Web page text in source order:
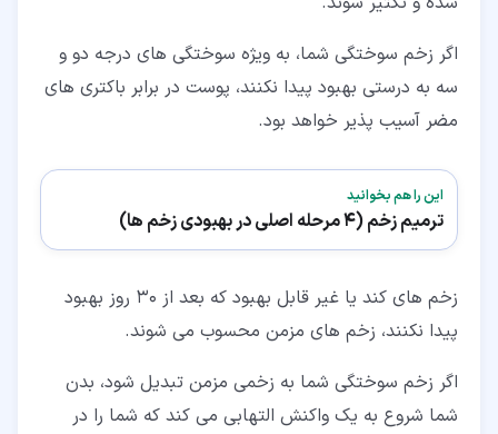
اگر زخم سوختگی شما، به ویژه سوختگی های درجه دو و
سه به درستی بهبود پیدا نکنند، پوست در برابر باکتری های
مضر آسیب پذیر خواهد بود.
این را هم بخوانید
ترمیم زخم (4 مرحله اصلی در بهبودی زخم ها)
زخم های کند یا غیر قابل بهبود که بعد از 30 روز بهبود
پیدا نکنند، زخم های مزمن محسوب می شوند.
اگر زخم سوختگی شما به زخمی مزمن تبدیل شود، بدن
شما شروع به یک واکنش التهابی می کند که شما را در